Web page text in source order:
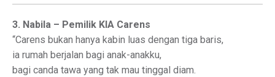
3. Nabila – Pemilik KIA Carens
“Carens bukan hanya kabin luas dengan tiga baris,
ia rumah berjalan bagi anak-anakku,
bagi canda tawa yang tak mau tinggal diam.